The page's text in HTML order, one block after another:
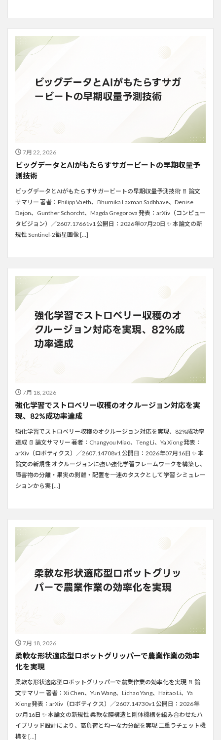
7月 22, 2026
ビッグデータとAIがもたらすサガービートの早期収量予
測技術
ビッグデータとAIがもたらすサガービートの早期収量予測技術 📄 論文
サマリー 著者：Philipp Vaeth、Bhumika Laxman Sadbhave、Denise
Dejon、Gunther Schorcht、Magda Gregorova 発表：arXiv（コンピュー
タビジョン）／2607.17661v1 公開日：2026年07月20日 ✨ 本論文の新
規性 Sentinel-2衛星画像 […]
7月 18, 2026
強化学習でストロベリー収穫のオクルージョン対応を実
現、82%成功率達成
強化学習でストロベリー収穫のオクルージョン対応を実現、82%成功率
達成 📄 論文サマリー 著者：Changyou Miao、Teng Li、Ya Xiong 発表：
arXiv（ロボティクス）／2607.14708v1 公開日：2026年07月16日 ✨ 本
論文の新規性 オクルージョンに強い強化学習フレームワークを構築し、
障害物の分離・果実の剥離・配置を一連のタスクとして学習 シミュレー
ションから実 […]
7月 18, 2026
柔軟な形状適応型ロボットグリッパーで農業作業の効率
化を実現
柔軟な形状適応型ロボットグリッパーで農業作業の効率化を実現 📄 論
文サマリー 著者：Xi Chen、Yun Wang、Lichao Yang、Haitao Li、Ya
Xiong 発表：arXiv（ロボティクス）／2607.14730v1 公開日：2026年
07月16日 ✨ 本論文の新規性 柔軟な膜構造と剛体機構を組み合わせたハ
イブリッド設計により、高負荷と均一な力分配を実現 二重ラチェット機
構を […]